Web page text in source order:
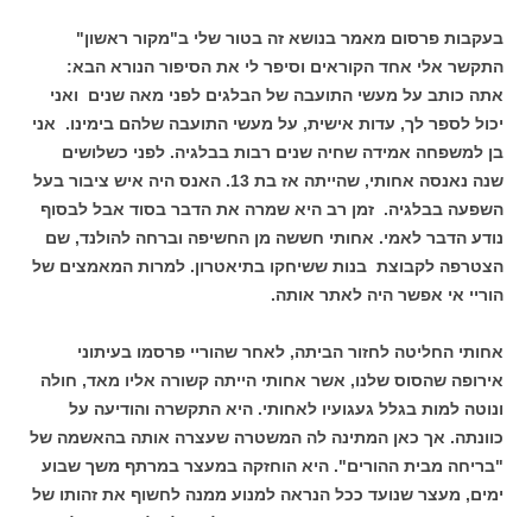
בעקבות פרסום מאמר בנושא זה בטור שלי ב"מקור ראשון"
התקשר אלי אחד הקוראים וסיפר לי את הסיפור הנורא הבא:
אתה כותב על מעשי התועבה של הבלגים לפני מאה שנים ואני
יכול לספר לך, עדות אישית, על מעשי התועבה שלהם בימינו. אני
בן למשפחה אמידה שחיה שנים רבות בבלגיה. לפני כשלושים
שנה נאנסה אחותי, שהייתה אז בת 13. האנס היה איש ציבור בעל
השפעה בבלגיה. זמן רב היא שמרה את הדבר בסוד אבל לבסוף
נודע הדבר לאמי. אחותי חששה מן החשיפה וברחה להולנד, שם
הצטרפה לקבוצת בנות ששיחקו בתיאטרון. למרות המאמצים של
הוריי אי אפשר היה לאתר אותה.
אחותי החליטה לחזור הביתה, לאחר שהוריי פרסמו בעיתוני
אירופה שהסוס שלנו, אשר אחותי הייתה קשורה אליו מאד, חולה
ונוטה למות בגלל געגועיו לאחותי. היא התקשרה והודיעה על
כוונתה. אך כאן המתינה לה המשטרה שעצרה אותה בהאשמה של
"בריחה מבית ההורים". היא הוחזקה במעצר במרתף משך שבוע
ימים, מעצר שנועד ככל הנראה למנוע ממנה לחשוף את זהותו של